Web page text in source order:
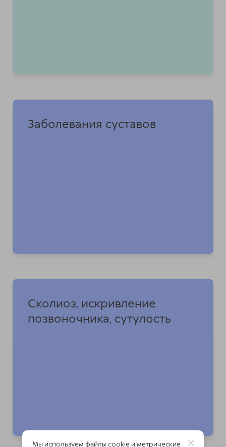
Заболевания суставов
Сколиоз, искривление
позвоночника, сутулость
Мы используем файлы cookie и метрические